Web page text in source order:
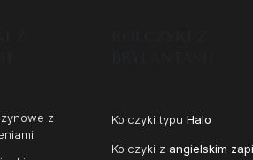
z
Kolczyki typu Halo
Kolczyki z angielskim